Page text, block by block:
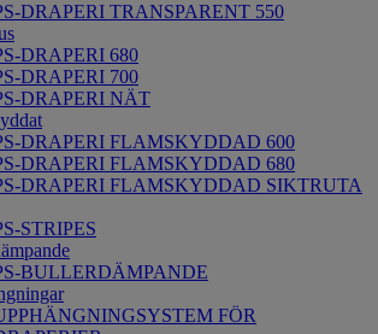
DRAPERI TRANSPARENT 550
DRAPERI 680
DRAPERI 700
DRAPERI NÄT
DRAPERI FLAMSKYDDAD 600
DRAPERI FLAMSKYDDAD 680
DRAPERI FLAMSKYDDAD SIKTRUTA
STRIPES
BULLERDÄMPANDE
FÖR